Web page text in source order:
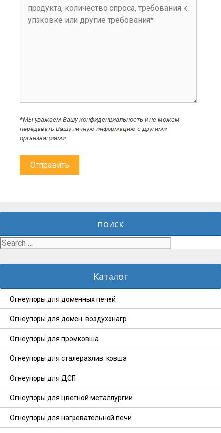
*Мы уважаем Вашу конфиденциальность и не можем
передавать Вашу личную информацию с другими
организациями.
поиск
Search
for:
Каталог
Огнеупоры для доменных печей
Огнеупоры для домен. воздухонагр.
Огнеупоры для промковша
Огнеупоры для сталеразлив. ковша
Огнеупоры для ДСП
Огнеупоры для цветной металлургии
Огнеупоры для нагревательной печи